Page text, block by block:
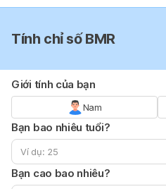
Tính chỉ số BMR
Giới tính của bạn
Nam
Bạn bao nhiêu tuổi?
Bạn cao bao nhiêu?